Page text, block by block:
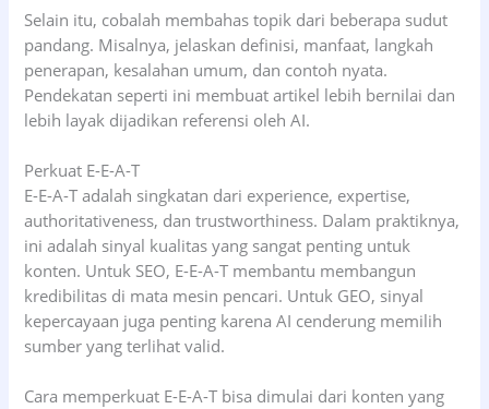
Selain itu, cobalah membahas topik dari beberapa sudut
pandang. Misalnya, jelaskan definisi, manfaat, langkah
penerapan, kesalahan umum, dan contoh nyata.
Pendekatan seperti ini membuat artikel lebih bernilai dan
lebih layak dijadikan referensi oleh AI.
Perkuat E-E-A-T
E-E-A-T adalah singkatan dari experience, expertise,
authoritativeness, dan trustworthiness. Dalam praktiknya,
ini adalah sinyal kualitas yang sangat penting untuk
konten. Untuk SEO, E-E-A-T membantu membangun
kredibilitas di mata mesin pencari. Untuk GEO, sinyal
kepercayaan juga penting karena AI cenderung memilih
sumber yang terlihat valid.
Cara memperkuat E-E-A-T bisa dimulai dari konten yang